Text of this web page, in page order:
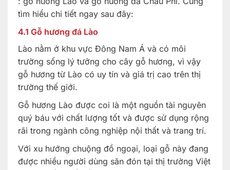
tìm hiểu chi tiết ngay sau đây:
4.1 Gỗ hương đá Lào
Lào nằm ở khu vực Đông Nam Á và có môi
trường sống lý tưởng cho cây gỗ hương, vì vậy
gỗ hương từ Lào có uy tín và giá trị cao trên thị
trường thế giới.
Gỗ hương Lào được coi là một nguồn tài nguyên
quý báu với chất lượng tốt và được sử dụng rộng
rãi trong ngành công nghiệp nội thất và trang trí.
Với xu hướng chuộng đồ ngoại, loại gỗ này đang
được nhiều người dùng săn đón tại thị trường Việt